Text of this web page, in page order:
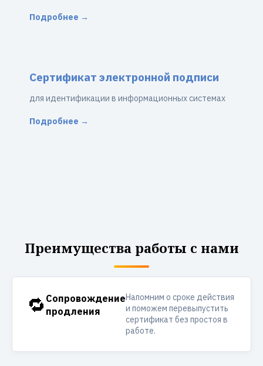
Подробнее →
Сертификат электронной подписи
для идентификации в информационных системах
Подробнее →
Преимущества работы с нами
🔁 Сопровождение
продления
Напомним о сроке действия
и поможем перевыпустить
сертификат без простоя в
работе.